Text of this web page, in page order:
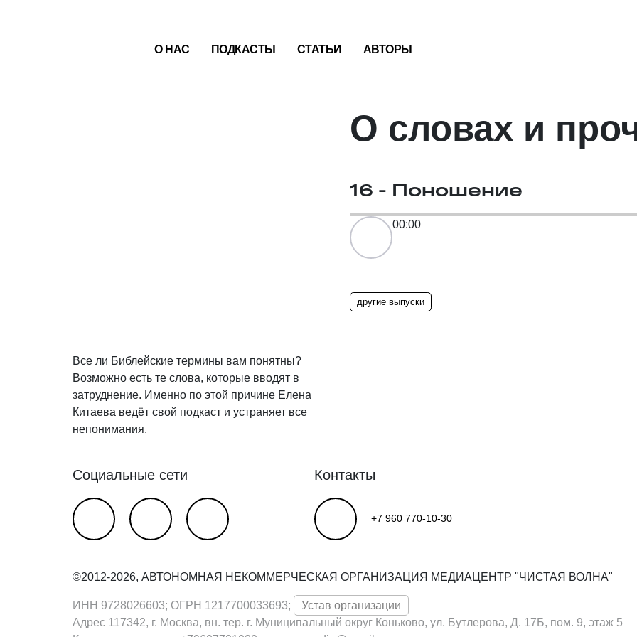
О НАС ПОДКАСТЫ СТАТЬИ АВТОРЫ
Все ли Библейские термины вам понятны?
Возможно есть те слова, которые вводят в
затруднение. Именно по этой причине Елена
Китаева ведёт свой подкаст и устраняет все
непонимания.
О словах и
16 - Поношение
00:00
другие выпуски
Социальные сети Контакты
+7 960 770-10-30
©2012-2026, АВТОНОМНАЯ НЕКОММЕРЧЕСКАЯ ОРГАНИЗАЦИЯ МЕДИАЦЕНТР "ЧИСТАЯ ВОЛНА"
ИНН 9728026603; ОГРН 1217700033693;
Устав организации
Адрес 117342, г. Москва, вн. тер. г. Муниципальный округ Коньково, ул. Бутлерова, Д. 17Б, пом. 9, этаж 5